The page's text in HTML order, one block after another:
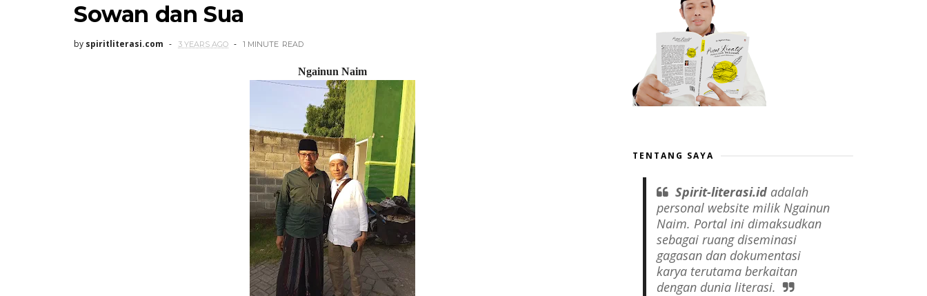
Sowan dan Sua
by spiritliterasi.com 3 YEARS AGO 1 MINUTE READ
Ngainun Naim
TENTANG SAYA
Spirit-literasi.id adalah
personal website milik Ngainun
Naim. Portal ini dimaksudkan
sebagai ruang diseminasi
gagasan dan dokumentasi
karya terutama berkaitan
dengan dunia literasi.